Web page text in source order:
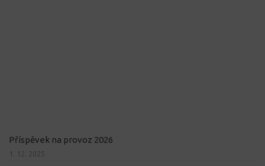
Příspěvek na provoz 2026
1. 12. 2025